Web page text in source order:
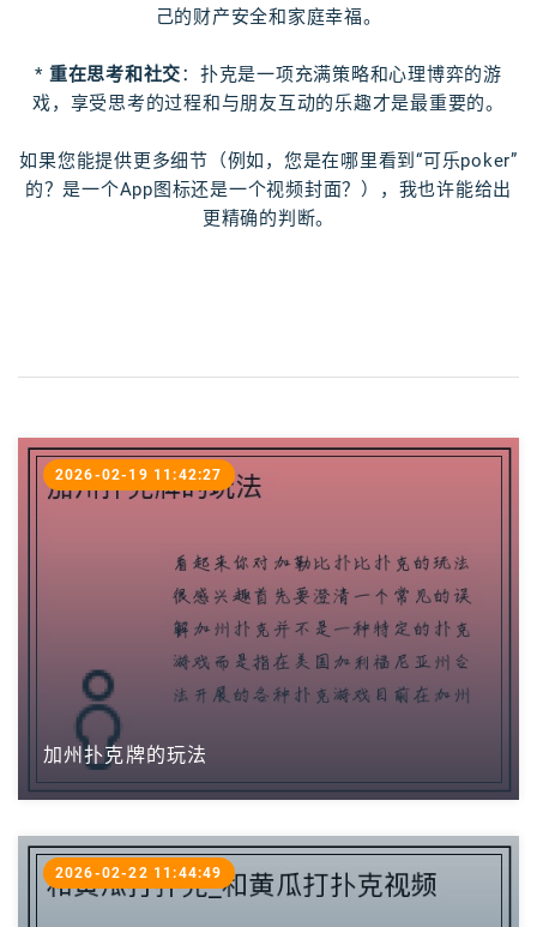
己的财产安全和家庭幸福。
* 重在思考和社交：扑克是一项充满策略和心理博弈的游
戏，享受思考的过程和与朋友互动的乐趣才是最重要的。
如果您能提供更多细节（例如，您是在哪里看到“可乐poker”
的？是一个App图标还是一个视频封面？），我也许能给出
更精确的判断。
加州扑克牌的玩法
2026-02-19 11:42:27
2026-02-22 11:44:49